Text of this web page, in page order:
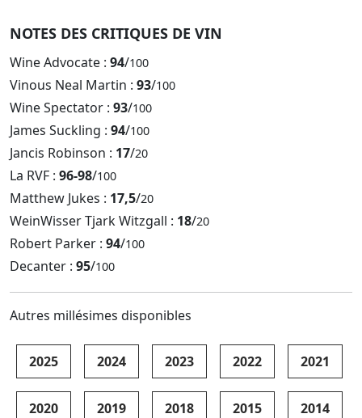
NOTES DES CRITIQUES DE VIN
Wine Advocate : 94/100
Vinous Neal Martin : 93/100
Wine Spectator : 93/100
James Suckling : 94/100
Jancis Robinson : 17/20
La RVF : 96-98/100
Matthew Jukes : 17,5/20
WeinWisser Tjark Witzgall : 18/20
Robert Parker : 94/100
Decanter : 95/100
Autres millésimes disponibles
2025 2024 2023 2022 2021
2020 2019 2018 2015 2014